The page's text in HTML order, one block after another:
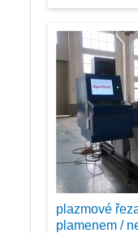
plazmové
plamenem /